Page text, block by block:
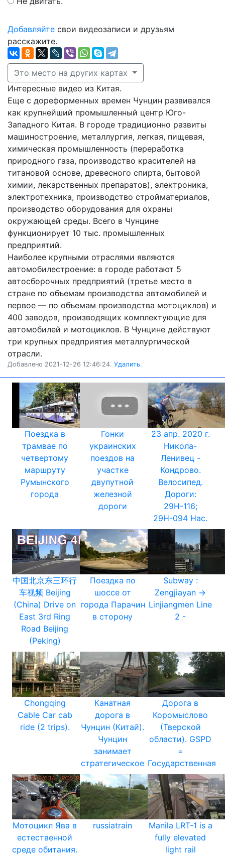
Добавляйте свои видеозаписи и друзьям
расскажите.
Это место на других картах
Интересные видео из Китая.
Еще с дореформенных времен Чунцин развивался
как крупнейший промышленный центр Юго-
Западного Китая. В городе традиционно развиты
машиностроение, металлургия, легкая, пищевая,
химическая промышленность (переработка
природного газа, производство красителей на
титановой основе, древесного спирта, бытовой
химии, лекарственных препаратов), электроника,
электротехника, производство стройматериалов,
производство оборудования для охраны
окружающей среды. Всего в Чунцине
функционирует 10 тыс. промышленных
предприятий.
Наиболее крупными отраслями являются
автомобилестроение: в городе работают 5
автосборочных предприятий (третье место в
стране по объемам производства автомобилей и
первое — по объемам производства мотоциклов) и
400 заводов, производящих комплектующие для
автомобилей и мотоциклов. В Чунцине действуют
три крупных предприятия металлургической
отрасли.
Добавлено 2021-12-26 12:46:24. Удалить.
Поездка в
трамвае по
четвертому
маршруту
Румынского
города
Гонки
украинских
поездов на
участке
двупутной
железной
дороги
23 апр. 2020 г.
Никола-
Ленивец -
Кондрово.
Велосипед.
Дороги:
29Н-116;
29Н-094 Нас.
中国北京东三环行
车视频 Beijing
(China) Drive on
East 3rd Ring
Road Beijing
(Peking)
Поездка по
шоссе от
города Парачин
в сторону
Subway :
Zengjiayan →
Linjiangmen Line
2 -
Chongqing
Cable Car cab
ride (2 trips).
Канатная
дорога в
Чунцин (Китай).
Чунцин
занимает
стратегическое
Дорога в
Коромыслово
(Тверской
области). GSPD
=
Государственная
Мотоцикл Ява в
естественной
среде обитания.
russiatrain
Manila LRT-1 is a
fully elevated
light rail